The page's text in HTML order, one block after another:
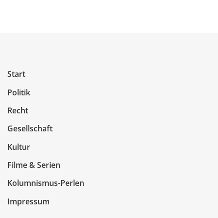
Start
Politik
Recht
Gesellschaft
Kultur
Filme & Serien
Kolumnismus-Perlen
Impressum